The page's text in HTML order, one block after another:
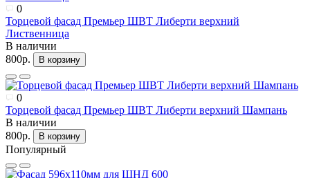
0
Торцевой фасад Премьер ШВТ Либерти верхний
Лиственница
В наличии
800р.
В корзину
0
Торцевой фасад Премьер ШВТ Либерти верхний Шампань
В наличии
800р.
В корзину
Популярный